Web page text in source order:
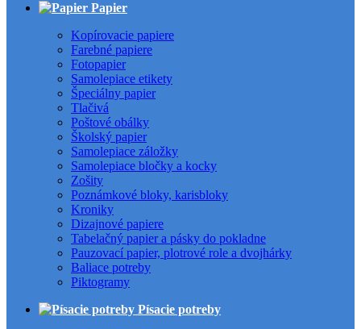
Papier
Kopírovacie papiere
Farebné papiere
Fotopapier
Samolepiace etikety
Špeciálny papier
Tlačivá
Poštové obálky
Školský papier
Samolepiace záložky
Samolepiace bločky a kocky
Zošity
Poznámkové bloky, karisbloky
Kroniky
Dizajnové papiere
Tabelačný papier a pásky do pokladne
Pauzovací papier, plotrové role a dvojhárky
Baliace potreby
Piktogramy
Písacie potreby